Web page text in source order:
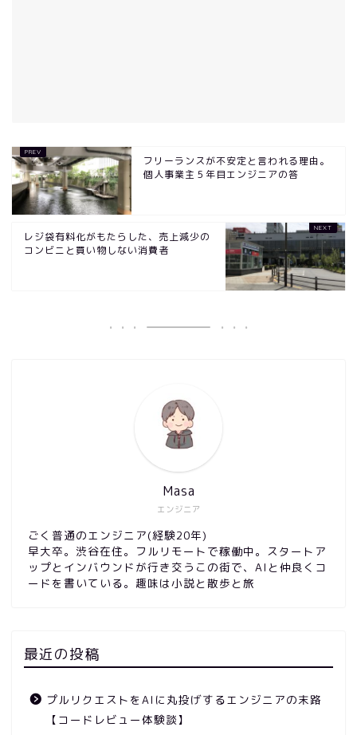
フリーランスが不安定と言われる理由。
個人事業主５年目エンジニアの答
レジ袋有料化がもたらした、売上減少の
コンビニと買い物しない消費者
エンジニア
Masa
ごく普通のエンジニア(経験20年)
早大卒。渋谷在住。フルリモートで稼働中。スタートア
ップとインバウンドが行き交うこの街で、AIと仲良くコ
ードを書いている。趣味は小説と散歩と旅
最近の投稿
プルリクエストをAIに丸投げするエンジニアの末路
【コードレビュー体験談】